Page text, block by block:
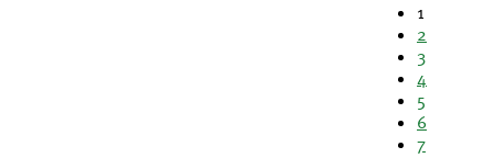
1
2
3
4
5
6
7